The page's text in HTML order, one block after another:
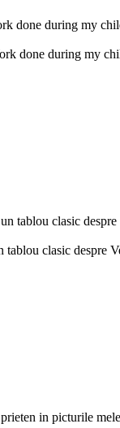
done during my
done during my
tablou clasic
clasic despre
in picturile